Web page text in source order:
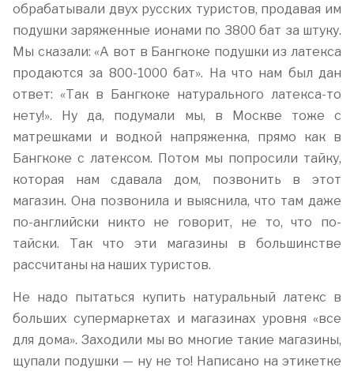
обрабатывали двух русских туристов, продавая им
подушки заряженные ионами по 3800 бат за штуку.
Мы сказали: «А вот в Бангкоке подушки из латекса
продаются за 800-1000 бат». На что нам был дан
ответ: «Так в Бангкоке натурального латекса-то
нету!». Ну да, подумали мы, в Москве тоже с
матрешками и водкой напряженка, прямо как в
Бангкоке с латексом. Потом мы попросили тайку,
которая нам сдавала дом, позвонить в этот
магазин. Она позвонила и выяснила, что там даже
по-английски никто не говорит, не то, что по-
тайски. Так что эти магазины в большинстве
рассчитаны на наших туристов.
Не надо пытаться купить натуральный латекс в
больших супермаркетах и магазинах уровня «все
для дома». Заходили мы во многие такие магазины,
щупали подушки — ну не то! Написано на этикетке